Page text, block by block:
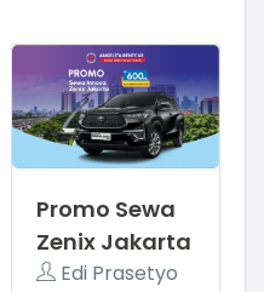
Promo Sewa
Zenix Jakarta
Edi Prasetyo